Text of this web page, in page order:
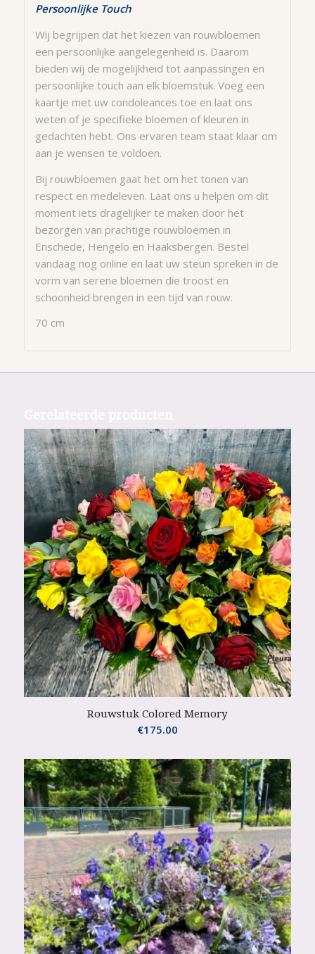
Persoonlijke Touch
Wij begrijpen dat het kiezen van rouwbloemen
een persoonlijke aangelegenheid is. Daarom
bieden wij de mogelijkheid tot aanpassingen en
persoonlijke touch aan elk bloemstuk. Voeg een
kaartje met uw condoleances toe en laat ons
weten of je specifieke bloemen of kleuren in
gedachten hebt. Ons ervaren team staat klaar om
aan je wensen te voldoen.
Bij rouwbloemen gaat het om het tonen van
respect en medeleven. Laat ons u helpen om dit
moment iets dragelijker te maken door het
bezorgen van prachtige rouwbloemen in
Enschede, Hengelo en Haaksbergen. Bestel
vandaag nog online en laat uw steun spreken in de
vorm van serene bloemen die troost en
schoonheid brengen in een tijd van rouw.
70 cm
Rouwstuk Colored Memory
€175.00